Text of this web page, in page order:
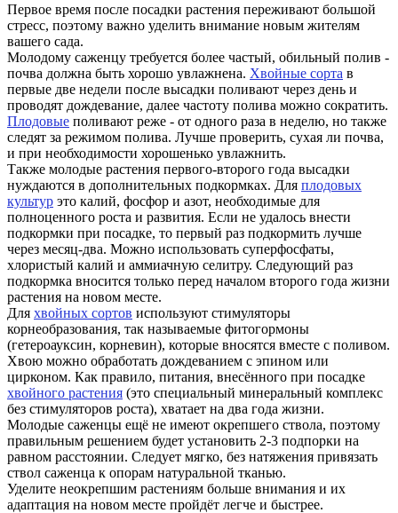
Первое время после посадки растения переживают большой
стресс, поэтому важно уделить внимание новым жителям
вашего сада.
Молодому саженцу требуется более частый, обильный полив -
почва должна быть хорошо увлажнена. Хвойные сорта в
первые две недели после высадки поливают через день и
проводят дождевание, далее частоту полива можно сократить.
Плодовые поливают реже - от одного раза в неделю, но также
следят за режимом полива. Лучше проверить, сухая ли почва,
и при необходимости хорошенько увлажнить.
Также молодые растения первого-второго года высадки
нуждаются в дополнительных подкормках. Для плодовых
культур это калий, фосфор и азот, необходимые для
полноценного роста и развития. Если не удалось внести
подкормки при посадке, то первый раз подкормить лучше
через месяц-два. Можно использовать суперфосфаты,
хлористый калий и аммиачную селитру. Следующий раз
подкормка вносится только перед началом второго года жизни
растения на новом месте.
Для хвойных сортов используют стимуляторы
корнеобразования, так называемые фитогормоны
(гетероауксин, корневин), которые вносятся вместе с поливом.
Хвою можно обработать дождеванием с эпином или
цирконом. Как правило, питания, внесённого при посадке
хвойного растения (это специальный минеральный комплекс
без стимуляторов роста), хватает на два года жизни.
Молодые саженцы ещё не имеют окрепшего ствола, поэтому
правильным решением будет установить 2-3 подпорки на
равном расстоянии. Следует мягко, без натяжения привязать
ствол саженца к опорам натуральной тканью.
Уделите неокрепшим растениям больше внимания и их
адаптация на новом месте пройдёт легче и быстрее.